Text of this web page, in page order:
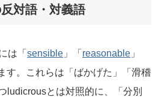
対語・対義語
は「 sensible 」「 reasonable 」
す。これらは「ばかげた」「滑稽
ludicrousとは対照的に、「分別